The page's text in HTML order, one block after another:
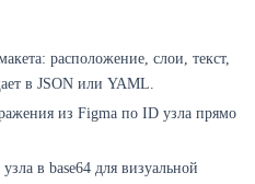
расположение, слои, текст,
в JSON или YAML.
из Figma по ID узла прямо
в base64 для визуальной